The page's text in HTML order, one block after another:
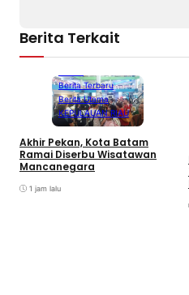
Berita Terkait
Berita Terbaru
Berita Utama
KEPULAUAN RIAU
Akhir Pekan, Kota Batam
Ramai Diserbu Wisatawan
Mancanegara
1 jam lalu